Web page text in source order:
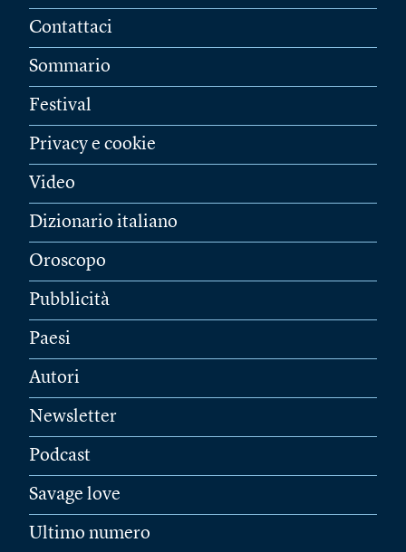
Contattaci
Sommario
Festival
Privacy e cookie
Video
Dizionario italiano
Oroscopo
Pubblicità
Paesi
Autori
Newsletter
Podcast
Savage love
Ultimo numero